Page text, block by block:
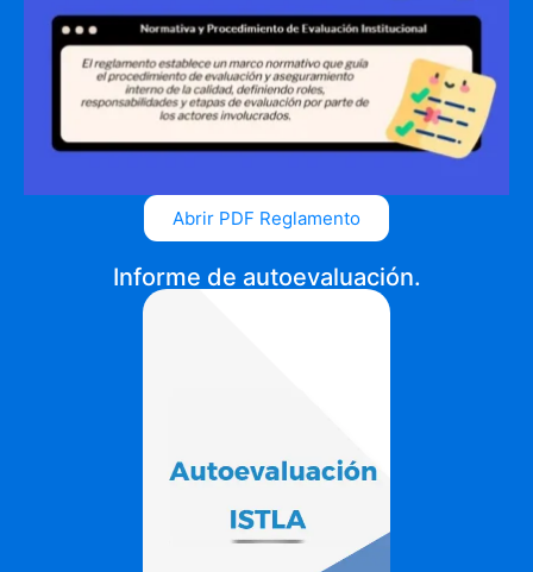
Abrir PDF Reglamento
Informe de autoevaluación.